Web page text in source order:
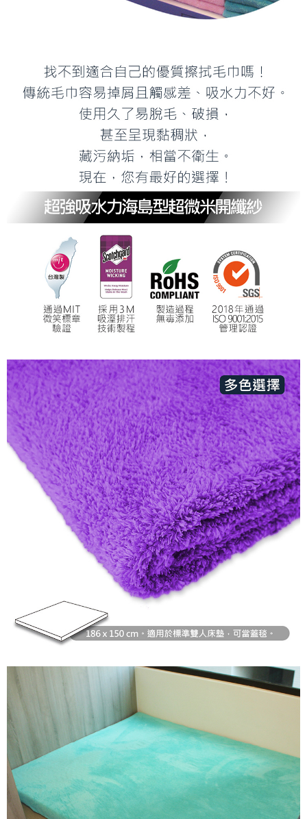
５．嚴禁一人註冊多個帳號或使用他人資訊註冊。若發現惡意使用之情形，
恩沛科技股份有限公司將有權停止該用戶之使用額度並採取法律行動。